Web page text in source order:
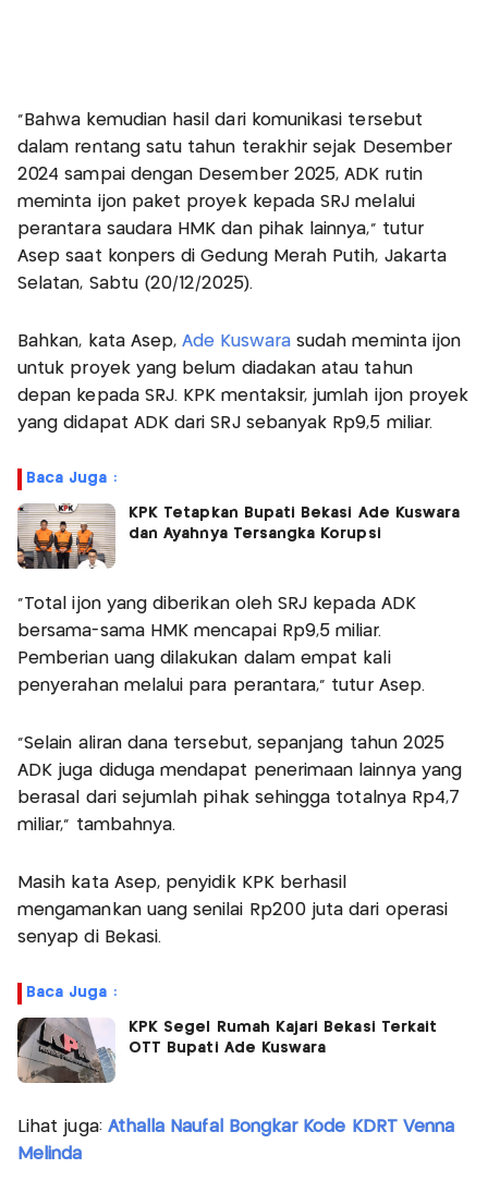
"Bahwa kemudian hasil dari komunikasi tersebut
dalam rentang satu tahun terakhir sejak Desember
2024 sampai dengan Desember 2025, ADK rutin
meminta ijon paket proyek kepada SRJ melalui
perantara saudara HMK dan pihak lainnya," tutur
Asep saat konpers di Gedung Merah Putih, Jakarta
Selatan, Sabtu (20/12/2025).
Bahkan, kata Asep,Ade Kuswara sudah meminta ijon
untuk proyek yang belum diadakan atau tahun
depan kepada SRJ. KPK mentaksir, jumlah ijon proyek
yang didapat ADK dari SRJ sebanyak Rp9,5 miliar.
Baca Juga :
KPK Tetapkan Bupati Bekasi Ade Kuswara
dan Ayahnya Tersangka Korupsi
"Total ijon yang diberikan oleh SRJ kepada ADK
bersama-sama HMK mencapai Rp9,5 miliar.
Pemberian uang dilakukan dalam empat kali
penyerahan melalui para perantara," tutur Asep.
"Selain aliran dana tersebut, sepanjang tahun 2025
ADK juga diduga mendapat penerimaan lainnya yang
berasal dari sejumlah pihak sehingga totalnya Rp4,7
miliar," tambahnya.
Masih kata Asep, penyidik KPK berhasil
mengamankan uang senilai Rp200 juta dari operasi
senyap di Bekasi.
Baca Juga :
KPK Segel Rumah Kajari Bekasi Terkait
OTT Bupati Ade Kuswara
Lihat juga: Athalla Naufal Bongkar Kode KDRT Venna
Melinda